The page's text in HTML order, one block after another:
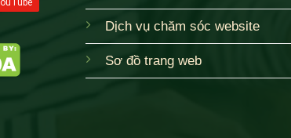
Dịch vụ chăm sóc website
Sơ đồ trang web